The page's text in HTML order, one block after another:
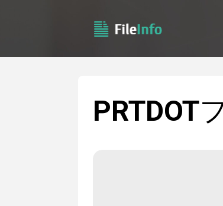
PRTDOT